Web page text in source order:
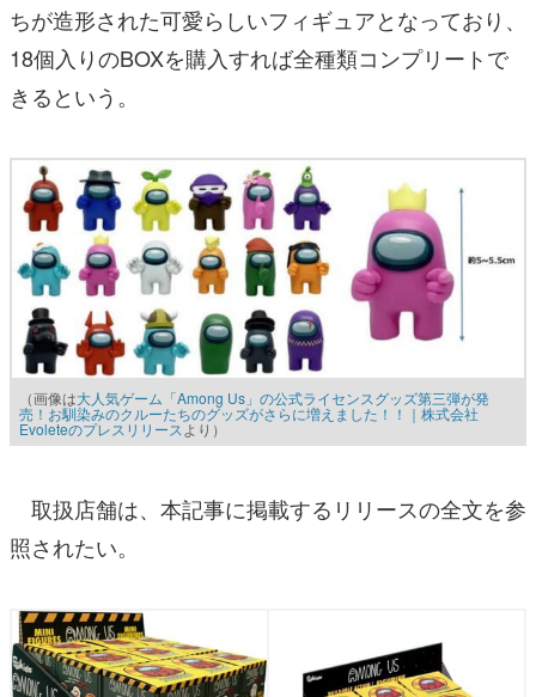
ちが造形された可愛らしいフィギュアとなっており、
18個入りのBOXを購入すれば全種類コンプリートで
きるという。
（画像は大人気ゲーム「Among Us」の公式ライセンスグッズ第三弾が発
売！お馴染みのクルーたちのグッズがさらに増えました！！｜株式会社
Evoleteのプレスリリースより）
取扱店舗は、本記事に掲載するリリースの全文を参
照されたい。